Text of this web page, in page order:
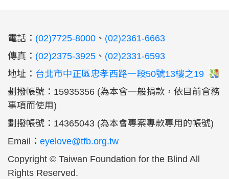
電話： (02)7725-8000 、 (02)2361-6663
傳真： (02)2375-3925 、 (02)2331-6593
地址： 台北市中正區忠孝西路一段50號13樓之19
劃撥帳號：15935356 (為本會一般捐款，依目前會務
事項而使用)
劃撥帳號：14365043 (為本會專案專款專用的帳號)
Email： eyelove@tfb.org.tw
Copyright © Taiwan Foundation for the Blind All
Rights Reserved.